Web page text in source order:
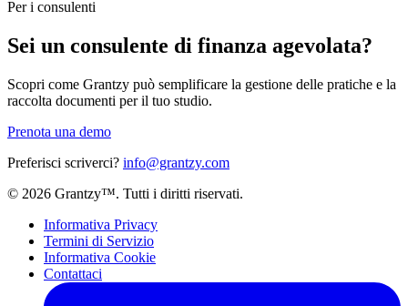
Per i consulenti
Sei un consulente di finanza agevolata?
Scopri come Grantzy può semplificare la gestione delle pratiche e la
raccolta documenti per il tuo studio.
Prenota una demo
Preferisci scriverci? info@grantzy.com
© 2026 Grantzy™. Tutti i diritti riservati.
Informativa Privacy
Termini di Servizio
Informativa Cookie
Contattaci